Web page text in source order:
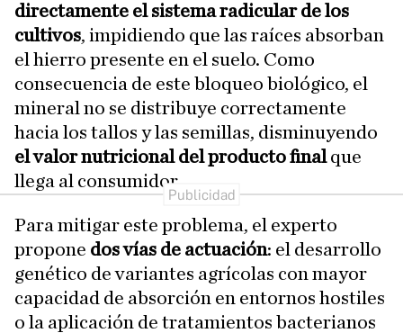
directamente el sistema radicular de los
cultivos, impidiendo que las raíces absorban
el hierro presente en el suelo. Como
consecuencia de este bloqueo biológico, el
mineral no se distribuye correctamente
hacia los tallos y las semillas, disminuyendo
el valor nutricional del producto finalque
llega al consumidor.
Para mitigar este problema, el experto
propone dos vías de actuación: el desarrollo
genético de variantes agrícolas con mayor
capacidad de absorción en entornos hostiles
o la aplicación de tratamientos bacterianos